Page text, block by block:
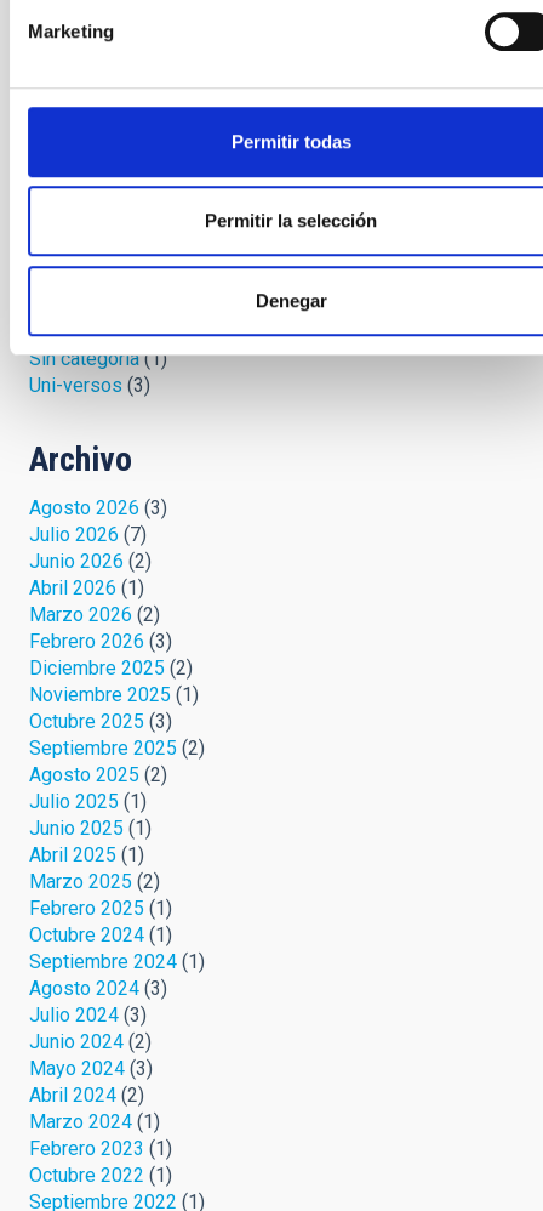
Marketing
Permitir todas
Permitir la selección
Denegar
Biblioteca estelar
Cúmulo abierto(33)
(13)
Microrrelatos cósmicos(36)
(7)
Protege tu cielo(3)
Safari cósmico(6)
Sin categoría(1)
Uni-versos (3)
Archivo
Agosto 2026 (3)
Julio 2026 (7)
Junio 2026 (2)
Abril 2026 (1)
Marzo 2026 (2)
Febrero 2026 (3)
Diciembre 2025 (2)
Noviembre 2025 (1)
Octubre 2025 (3)
Septiembre 2025 (2)
Agosto 2025 (2)
Julio 2025 (1)
Junio 2025 (1)
Abril 2025 (1)
Marzo 2025 (2)
Febrero 2025 (1)
Octubre 2024 (1)
Septiembre 2024 (1)
Agosto 2024 (3)
Julio 2024 (3)
Junio 2024 (2)
Mayo 2024 (3)
Abril 2024 (2)
Marzo 2024 (1)
Febrero 2023 (1)
Octubre 2022 (1)
Septiembre 2022 (1)